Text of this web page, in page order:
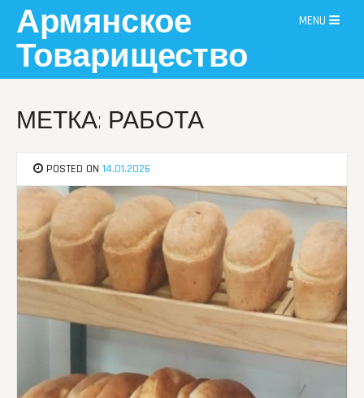
content
Армянское
Товарищество
MENU
МЕТКА: РАБОТА
POSTED ON14.01.2026